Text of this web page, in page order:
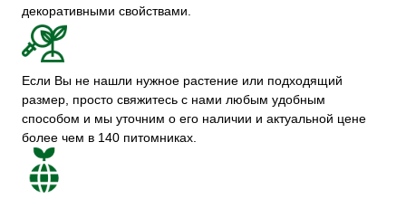
декоративными свойствами.
Если Вы не нашли нужное растение или подходящий
размер, просто свяжитесь с нами любым удобным
способом и мы уточним о его наличии и актуальной цене
более чем в 140 питомниках.